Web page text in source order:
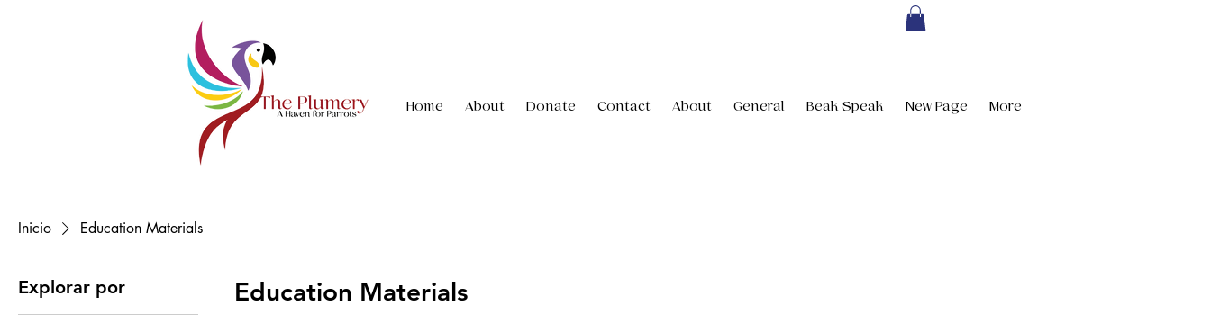
Home About Donate Contact About General Beak Speak New Page More
Inicio Education Materials
Explorar por Education Materials